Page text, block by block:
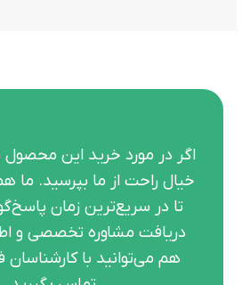
اگر در مورد خرید این محصول
خیال راحت از ما بپرسید. ما
تا در سریع‌ترین زمان
دریافت مشاوره تخصصی و
هم می‌توانید با کارشناسان